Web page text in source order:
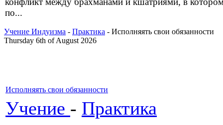
по...
Учение Индуизма - Практика - Исполняять свои обязанности
Thursday 6th of August 2026
Исполняять свои обязанности
Учение - Практика